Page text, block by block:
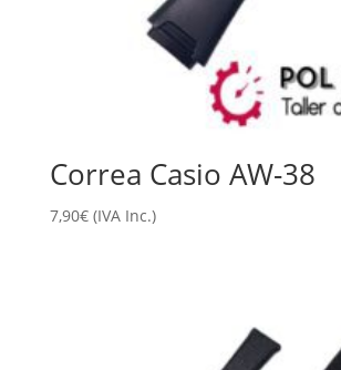
Correa Casio AW-38
7,90€ (IVA Inc.)